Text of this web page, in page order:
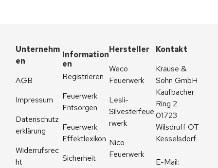
Unternehm
en
AGB
Impressum
Datenschutz
erklärung
Widerrufsrec
ht
Information
en
Registrieren
Feuerwerk
Entsorgen
Feuerwerk
Effektlexikon
Sicherheit
Hersteller
Weco
Feuerwerk
Lesli-
Silvesterfeue
rwerk
Nico
Feuerwerk
Kontakt
Krause &
Sohn GmbH
Kaufbacher
Ring 2
01723
Wilsdruff OT
Kesselsdorf